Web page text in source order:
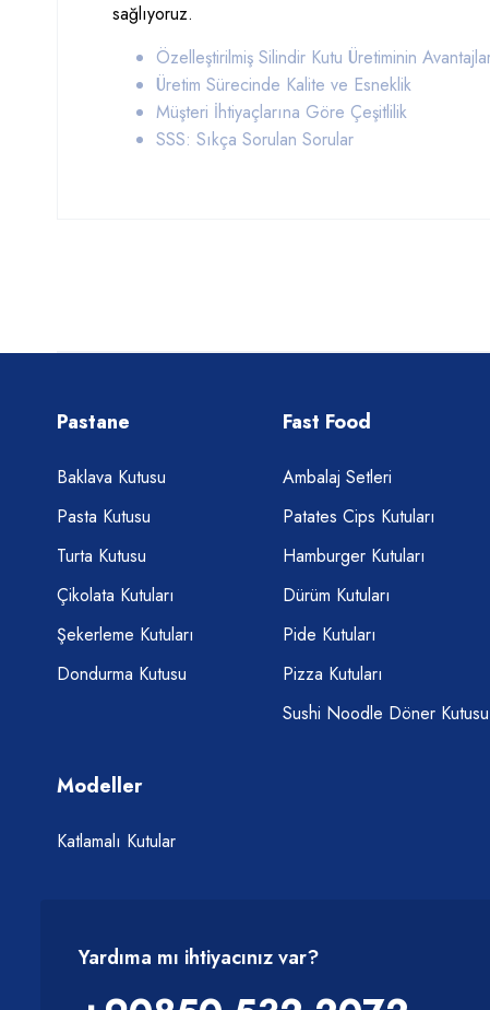
sağlıyoruz.
Özelleştirilmiş Silindir Kutu Üretiminin
Üretim Sürecinde Kalite ve Esneklik
Müşteri İhtiyaçlarına Göre Çeşitlilik
SSS: Sıkça Sorulan Sorular
Pastane
Baklava Kutusu
Pasta Kutusu
Turta Kutusu
Çikolata Kutuları
Şekerleme Kutuları
Dondurma Kutusu
Fast Food
Ambalaj Setleri
Patates Cips Kutuları
Hamburger Kutuları
Dürüm Kutuları
Pide Kutuları
Pizza Kutuları
Sushi Noodle Döner Kutusu
Modeller
Katlamalı Kutular
Yardıma mı ihtiyacınız var?